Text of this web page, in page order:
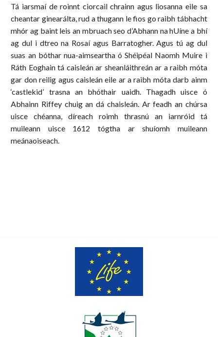
Tá iarsmaí de roinnt ciorcail chrainn agus liosanna eile sa
cheantar ginearálta, rud a thugann le fios go raibh tábhacht
mhór ag baint leis an mbruach seo d’Abhann na hUíne a bhí
ag dul i dtreo na Rosaí agus Barratogher. Agus tú ag dul
suas an bóthar nua-aimseartha ó Shéipéal Naomh Muire i
Ráth Eoghain tá caisleán ar sheanláithreán ar a raibh móta
gar don reilig agus caisleán eile ar a raibh móta darb ainm
‘castlekid’ trasna an bhóthair uaidh. Thagadh uisce ó
Abhainn Riffey chuig an dá chaisleán. Ar feadh an chúrsa
uisce chéanna, díreach roimh thrasnú an iarnróid tá
muileann uisce 1612 tógtha ar shuíomh muileann
meánaoiseach.